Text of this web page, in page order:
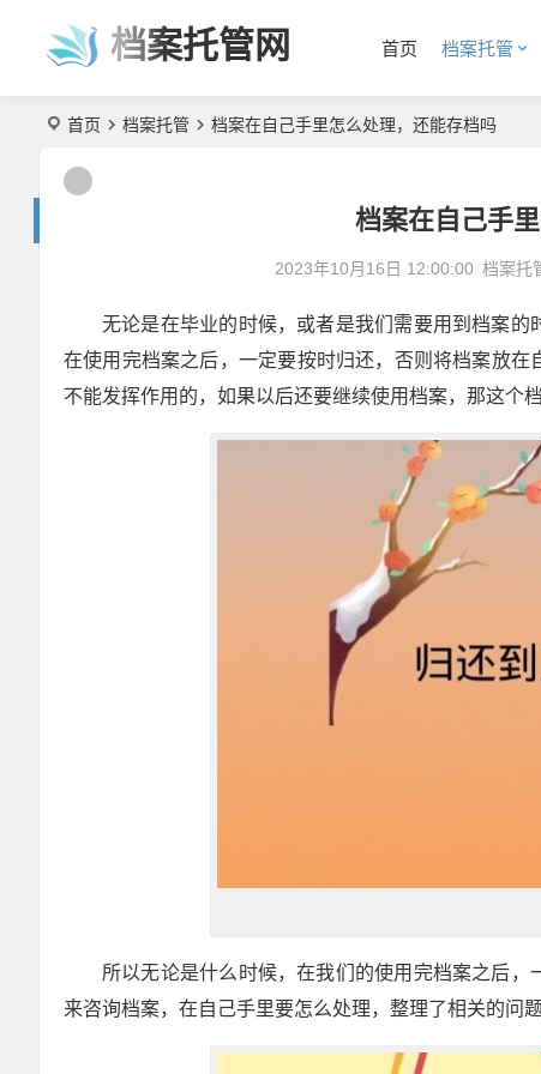
档案托管网 首页 档案托管
首页 档案托管 档案在自己手里怎么处理，还能存档吗
档案在自己手
2023年10月16日 12:00:00 档案托
无论是在毕业的时候，或者是我们需要用到档案的
在使用完档案之后，一定要按时归还，否则将档案放
不能发挥作用的，如果以后还要继续使用档案，那这个
所以无论是什么时候，在我们的使用完档案之后
来咨询档案，在自己手里要怎么处理，整理了相关的问